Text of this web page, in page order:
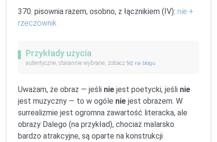
370. pisownia razem, osobno, z łącznikiem (IV): nie +
rzeczownik
Przykłady użycia
autentyczne, starannie wybrane, zobacz też na blogu
Uważam, że obraz — jeśli nie jest poetycki, jeśli nie
jest muzyczny — to w ogóle nie jest obrazem. W
surrealizmie jest ogromna zawartość literacka, ale
obrazy Dalego (na przykład), chociaż malarsko
bardzo atrakcyjne, są oparte na konstrukcji